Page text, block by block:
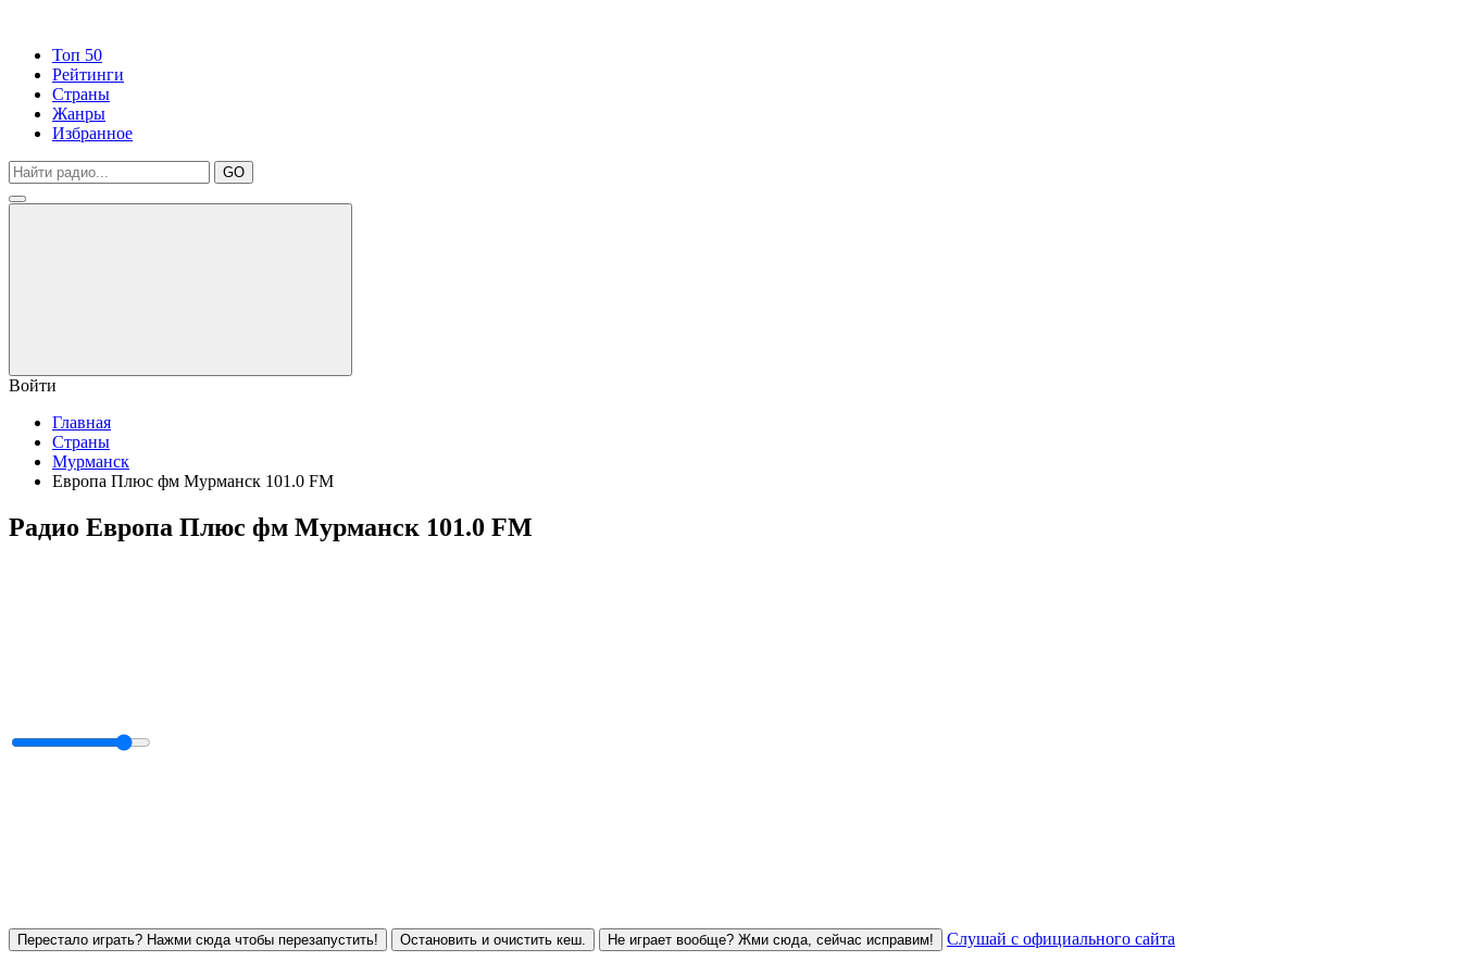
Топ 50
Рейтинги
Страны
Жанры
Избранное
GO
Войти
Главная
Страны
Мурманск
Европа Плюс фм Мурманск 101.0 FM
Радио Европа Плюс фм Мурманск 101.0 FM
Перестало играть? Нажми сюда чтобы перезапустить! Остановить и очистить кеш. Не играет вообще? Жми сюда, сейчас исправим! Слушай с официального сайта